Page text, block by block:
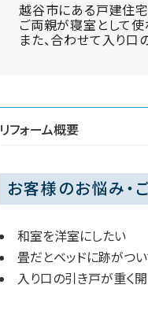
越谷市にある戸建住
ご両親が寝室として使
また、合わせて入り
リフォーム概要
お客様のお悩み・
和室を洋室にしたい
畳だとベッドに跡がつ
入り口の引き戸が重く